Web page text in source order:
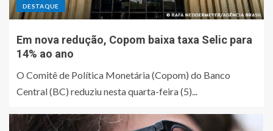
DESTAQUE
Em nova redução, Copom baixa taxa Selic para
14% ao ano
O Comitê de Política Monetária (Copom) do Banco
Central (BC) reduziu nesta quarta-feira (5)...